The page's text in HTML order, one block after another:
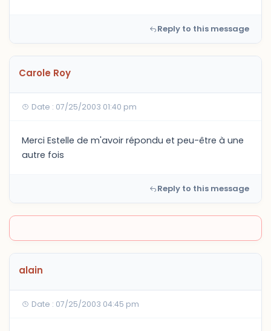
Reply to this message
Carole Roy
Date : 07/25/2003 01:40 pm
Merci Estelle de m'avoir répondu et peu-être à une
autre fois
Reply to this message
alain
Date : 07/25/2003 04:45 pm